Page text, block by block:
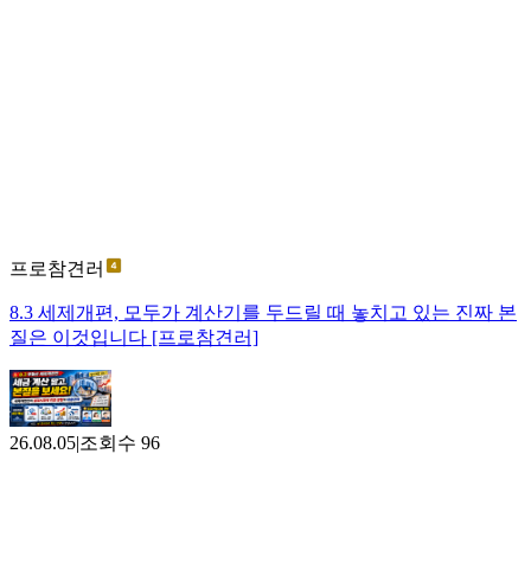
프로참견러
8.3 세제개편, 모두가 계산기를 두드릴 때 놓치고 있는 진짜 본
질은 이것입니다 [프로참견러]
26.08.05|조회수 96